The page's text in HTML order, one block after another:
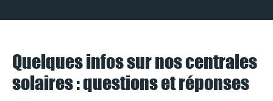
Quelques infos sur nos centrales
solaires : questions et réponses